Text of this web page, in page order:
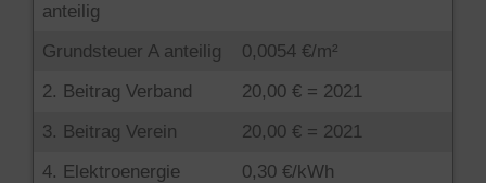
anteilig
Grundsteuer A anteilig
0,0054 €/m²
2. Beitrag Verband
20,00 € = 2021
3. Beitrag Verein
20,00 € = 2021
4. Elektroenergie
0,30 €/kWh